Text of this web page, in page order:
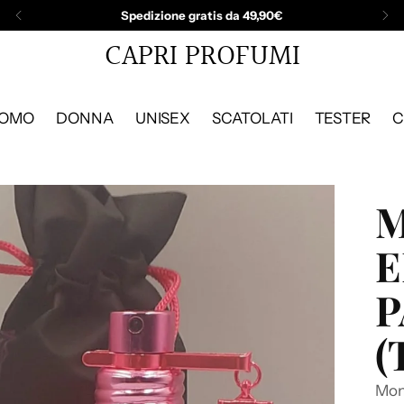
Spedizione gratis da 49,90€
CAPRI PROFUMI
DONNA UNISEX SCATOLATI TESTER